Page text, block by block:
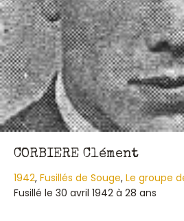
CORBIERE Clément
1942, Fusillés de Souge, Le groupe
Fusillé le 30 avril 1942 à 28 ans